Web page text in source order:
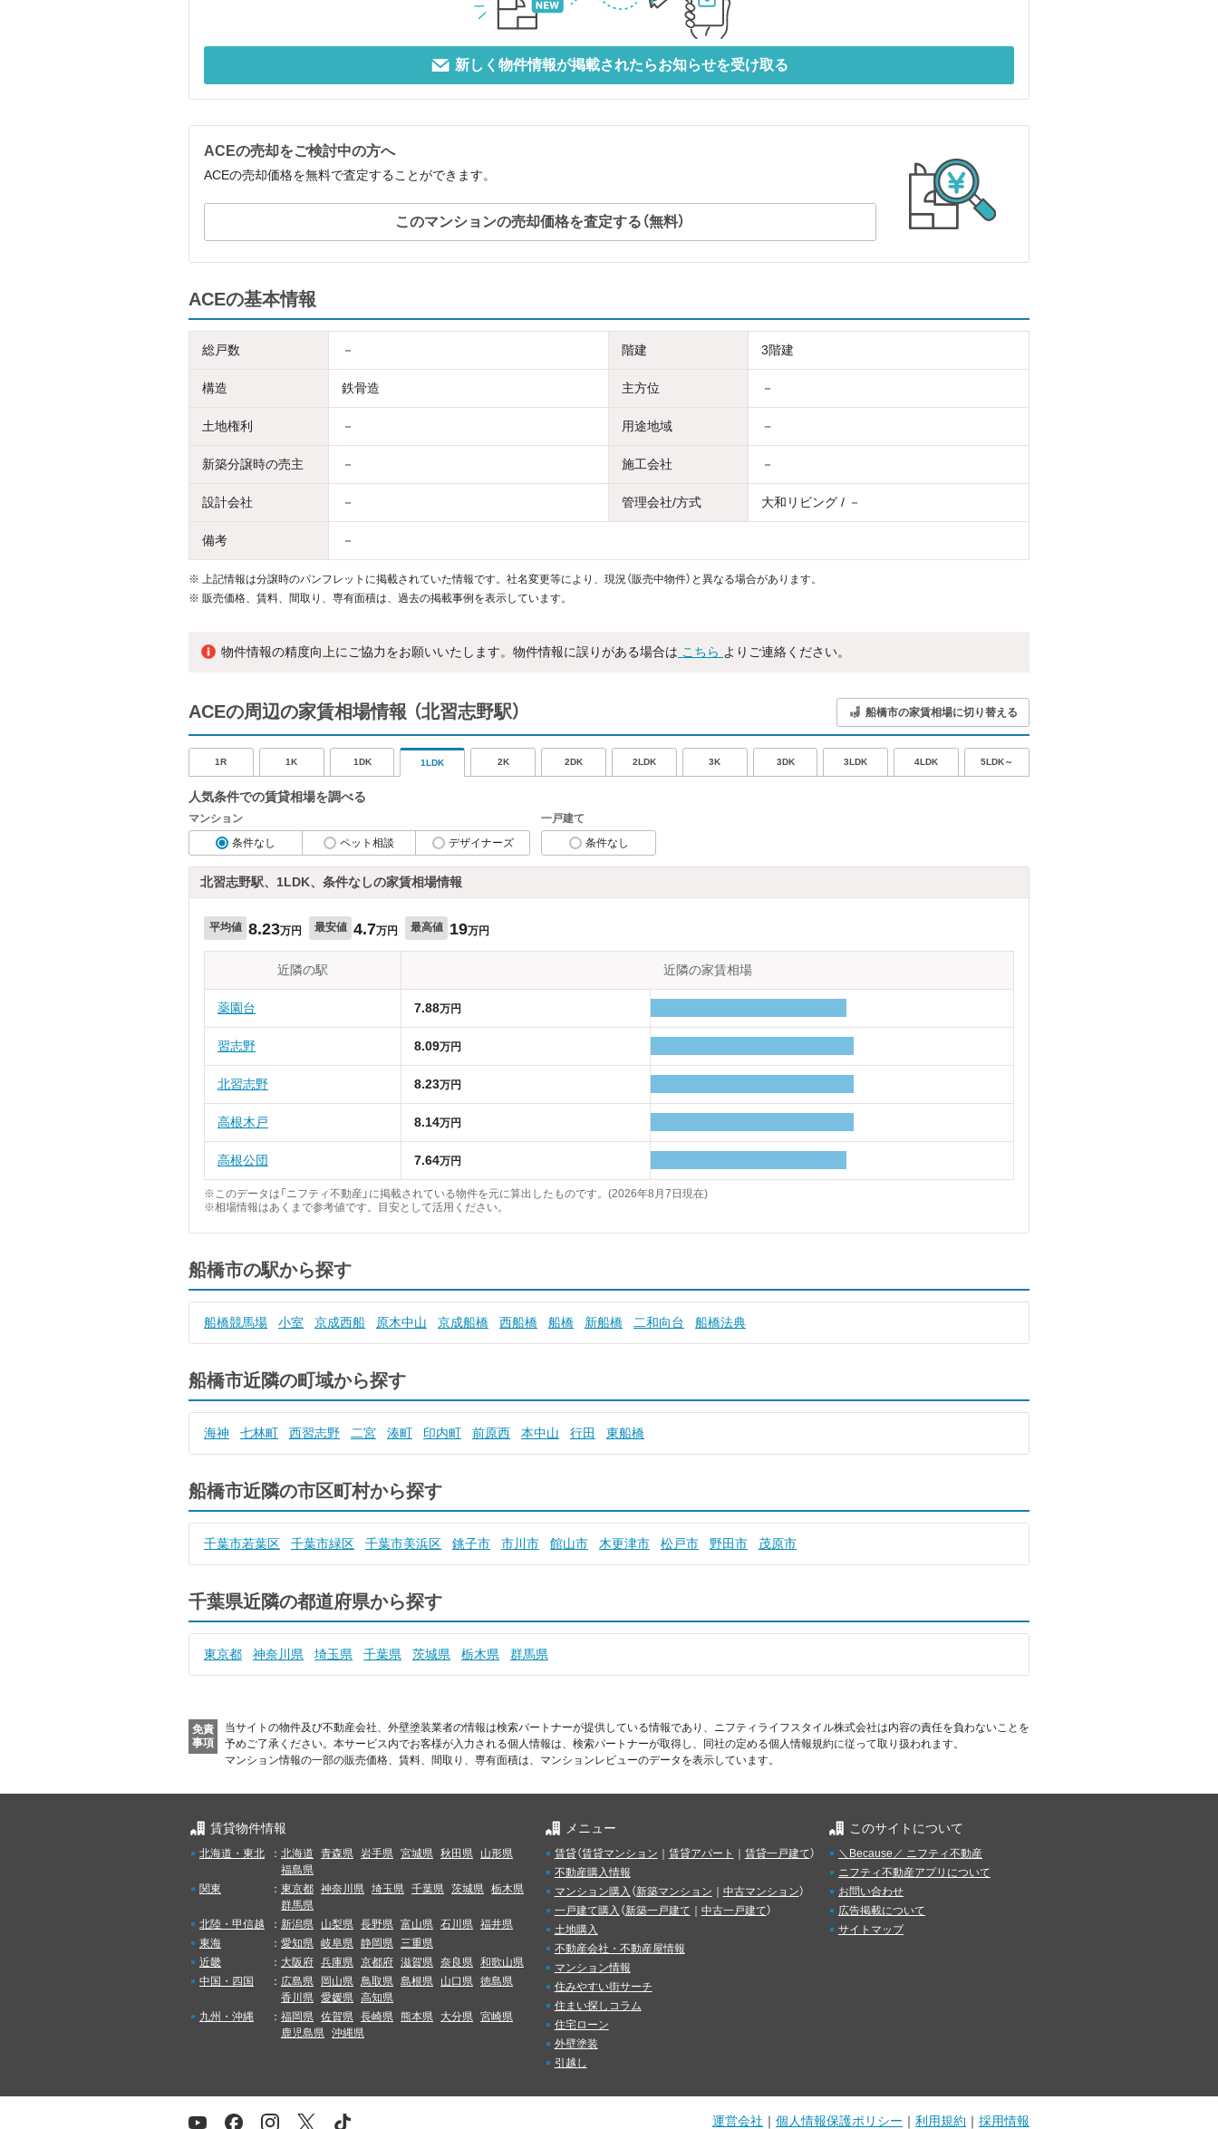
新しく物件情報が掲載されたらお知らせを受け取る
ACEの売却をご検討中の方へ
ACEの売却価格を無料で査定することができます。
このマンションの売却価格を査定する（無料）
ACEの基本情報
総戸数 － 階建 3階建
構造 鉄骨造 主方位 －
土地権利 － 用途地域 －
新築分譲時の売主 － 施工会社 －
設計会社 － 管理会社/方式 大和リビング / －
備考 －
※
上記情報は分譲時のパンフレットに掲載されていた情報です。社名変更等により、現況（販売中物件）と異なる場合があります。
※ 販売価格、賃料、間取り、専有面積は、過去の掲載事例を表示しています。
物件情報の精度向上にご協力をお願いいたします。物件情報に誤りがある場合は こちら よりご連絡ください。
ACEの周辺の家賃相場情報 （北習志野駅） 船橋市の家賃相場に切り替える
1R 1K 1DK 1LDK 2K 2DK 2LDK 3K 3DK 3LDK 4LDK 5LDK～
人気条件での賃貸相場を調べる
マンション
条件なし
ペット相談 デザイナーズ
一戸建て
条件なし
北習志野駅、1LDK、条件なしの家賃相場情報
平均値 8.23万円 最安値 4.7万円 最高値 19万円
近隣の駅 近隣の家賃相場
薬園台 7.88万円
習志野 8.09万円
北習志野 8.23万円
高根木戸 8.14万円
高根公団 7.64万円
※このデータは「ニフティ不動産」に掲載されている物件を元に算出したものです。(2026年8月7日現在)
※相場情報はあくまで参考値です。目安として活用ください。
船橋市の駅から探す
船橋競馬場 小室 京成西船 原木中山 京成船橋 西船橋 船橋 新船橋 二和向台 船橋法典
船橋市近隣の町域から探す
海神 七林町 西習志野 二宮 湊町 印内町 前原西 本中山 行田 東船橋
船橋市近隣の市区町村から探す
千葉市若葉区 千葉市緑区 千葉市美浜区 銚子市 市川市 館山市 木更津市 松戸市 野田市 茂原市
千葉県近隣の都道府県から探す
東京都 神奈川県 埼玉県 千葉県 茨城県 栃木県 群馬県
免責
事項
当サイトの物件及び不動産会社、外壁塗装業者の情報は検索パートナーが提供している情報であり、ニフティライフスタイル株式会社は内容の責任を負わないことを
予めご了承ください。 本サービス内でお客様が入力される個人情報は、検索パートナーが取得し、同社の定める個人情報規約に従って取り扱われます。
マンション情報の一部の販売価格、賃料、間取り、専有面積は、マンションレビューのデータを表示しています。
賃貸物件情報
北海道・東北 ： 北海道 青森県 岩手県 宮城県 秋田県
山形県
福島県
関東
： 東京都 神奈川県 埼玉県 千葉県 茨城県
栃木県
群馬県
北陸・甲信越
： 新潟県 山梨県 長野県 富山県 石川県
福井県
東海
： 愛知県 岐阜県 静岡県
三重県
近畿
： 大阪府 兵庫県 京都府 滋賀県 奈良県
和歌山県
中国・四国
： 広島県 岡山県 鳥取県 島根県 山口県
徳島県
香川県
愛媛県
高知県
九州・沖縄
： 福岡県 佐賀県 長崎県 熊本県 大分県
宮崎県
鹿児島県
沖縄県
メニュー
賃貸（賃貸マンション ｜ 賃貸アパート ｜ 賃貸一戸建て）
不動産購入情報
マンション購入 （新築マンション ｜ 中古マンション）
一戸建て購入 （新築一戸建て ｜ 中古一戸建て）
土地購入
不動産会社・不動産屋情報
マンション情報
住みやすい街サーチ
住まい探しコラム
住宅ローン
外壁塗装
引越し
このサイトについて
＼Because／ ニフティ不動産
ニフティ不動産アプリについて
お問い合わせ
広告掲載について
サイトマップ
運営会社 ｜ 個人情報保護ポリシー ｜ 利用規約 ｜ 採用情報